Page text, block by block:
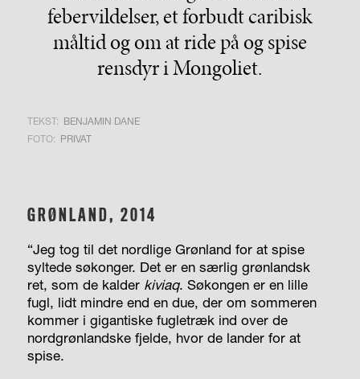
febervildelser, et forbudt caribisk
måltid og om at ride på og spise
rensdyr i Mongoliet.
TEKST: BENJAMIN DANE
FOTO: PRIVAT
GRØNLAND, 2014
“Jeg tog til det nordlige Grønland for at spise
syltede søkonger. Det er en særlig grønlandsk
ret, som de kalder kiviaq. Søkongen er en lille
fugl, lidt mindre end en due, der om sommeren
kommer i gigantiske fugletræk ind over de
nordgrønlandske fjelde, hvor de lander for at
spise.